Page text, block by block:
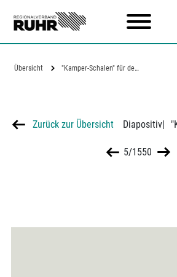
Übersicht "Kamper-Schalen" für den Hausbau
Zurück zur Übersicht Diapositiv|
5/1550